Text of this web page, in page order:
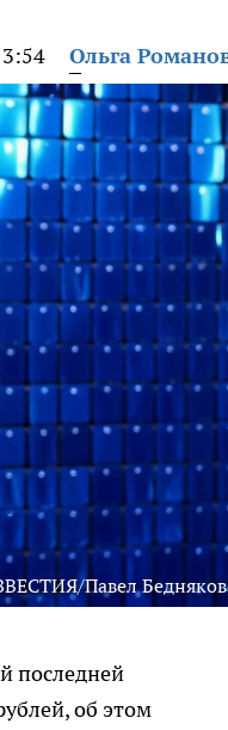
Ольга
Павел Бедняков
последней
об этом